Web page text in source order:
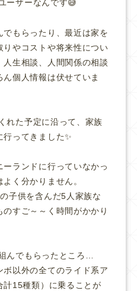
ーザーなんです😅
もらったり、最近は家を
りやコストや将来性につい
生相談、人間関係の相談
個人情報は伏せていま
れた予定に沿って、家族
ってきました✨
ランドに行っていなかっ
く分かりません。
子供を含んだ5人家族な
すご～～く時間がかかり
んでもらったところ…
以外の全てのライド系ア
計15種類）に乗ることが